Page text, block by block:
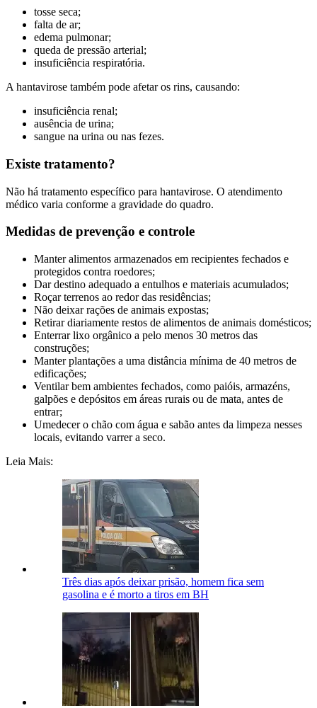
tosse seca;
falta de ar;
edema pulmonar;
queda de pressão arterial;
insuficiência respiratória.
A hantavirose também pode afetar os rins, causando:
insuficiência renal;
ausência de urina;
sangue na urina ou nas fezes.
Existe tratamento?
Não há tratamento específico para hantavirose. O atendimento
médico varia conforme a gravidade do quadro.
Medidas de prevenção e controle
Manter alimentos armazenados em recipientes fechados e
protegidos contra roedores;
Dar destino adequado a entulhos e materiais acumulados;
Roçar terrenos ao redor das residências;
Não deixar rações de animais expostas;
Retirar diariamente restos de alimentos de animais domésticos;
Enterrar lixo orgânico a pelo menos 30 metros das
construções;
Manter plantações a uma distância mínima de 40 metros de
edificações;
Ventilar bem ambientes fechados, como paióis, armazéns,
galpões e depósitos em áreas rurais ou de mata, antes de
entrar;
Umedecer o chão com água e sabão antes da limpeza nesses
locais, evitando varrer a seco.
Leia Mais:
Três dias após deixar prisão, homem fica sem
gasolina e é morto a tiros em BH